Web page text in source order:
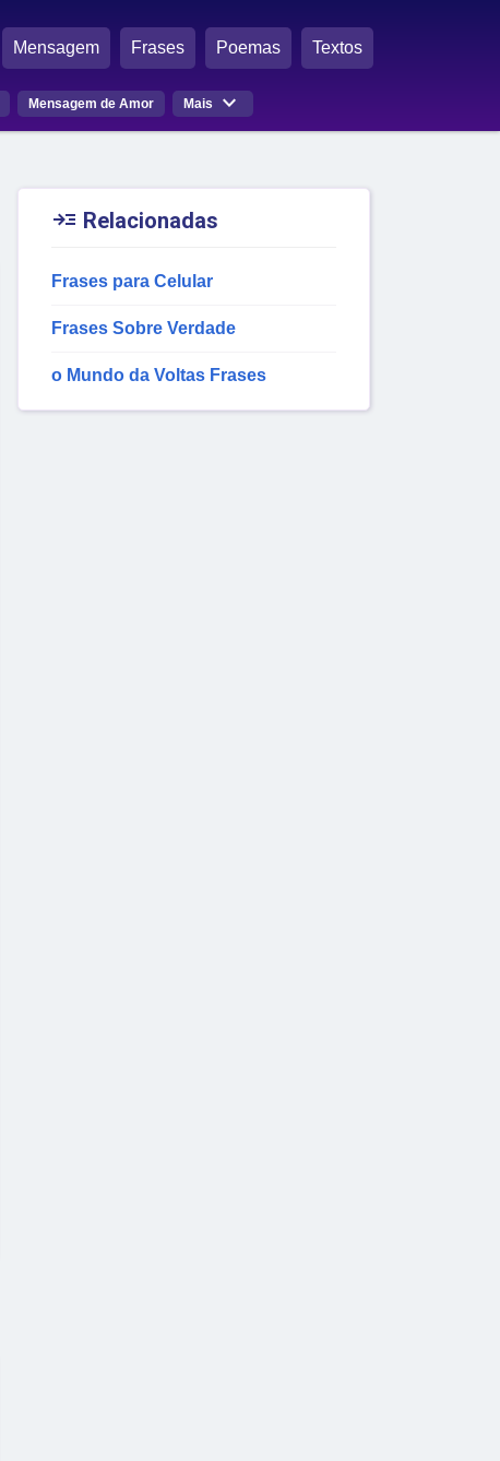
Mensagem Frases Poemas Textos
Mensagem de Amor Mais 
 Relacionadas
Frases para Celular
Frases Sobre Verdade
o Mundo da Voltas Frases